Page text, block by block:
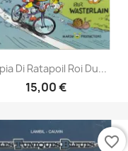
Anteprima
Di Ratapoil Roi Du...
15,00 €
favorite_border